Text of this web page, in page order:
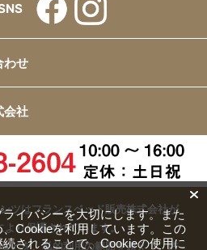
わせ
会社
ツはフランスベッド販売株式会社が
り保護されています。
どを、私的利用の範囲を超えて、許
イバシーを大切にします。また
Cookieを利用しています。この
されることで、Cookieの使用に